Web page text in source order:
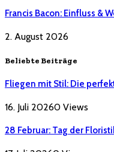
Francis Bacon: Einfluss &
2. August 2026
Beliebte Beiträge
Fliegen mit Stil: Die
16. Juli 20260 Views
28 Februar: Tag der